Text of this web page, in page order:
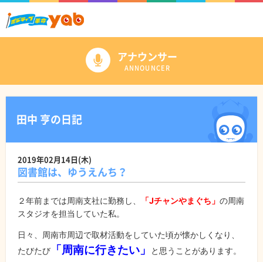
アナウンサー
ANNOUNCER
田中 亨の日記
2019年02月14日(木)
図書館は、ゆうえんち？
２年前までは周南支社に勤務し、 「Jチャンやまぐち」 の周南
スタジオを担当していた私。
日々、周南市周辺で取材活動をしていた頃が懐かしくなり、
たびたび
「周南に行きたい」 と思うことがあります。